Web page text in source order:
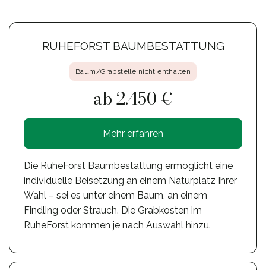
RUHEFORST BAUMBESTATTUNG
Baum/Grabstelle nicht enthalten
ab 2.450 €
Mehr erfahren
Die RuheForst Baumbestattung ermöglicht eine
individuelle Beisetzung an einem Naturplatz Ihrer
Wahl – sei es unter einem Baum, an einem
Findling oder Strauch. Die Grabkosten im
RuheForst kommen je nach Auswahl hinzu.